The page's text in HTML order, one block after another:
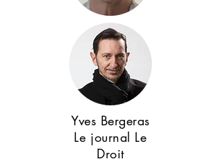
Yves Bergeras
Le journal Le
Droit